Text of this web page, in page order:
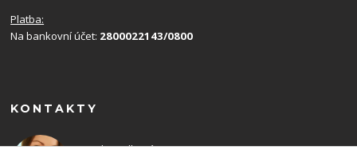
Platba:
Na bankovní účet: 2800022143/0800
KONTAKTY